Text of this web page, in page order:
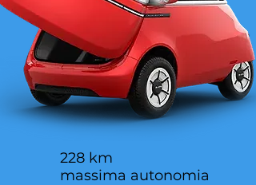
228 km
massima autonomia